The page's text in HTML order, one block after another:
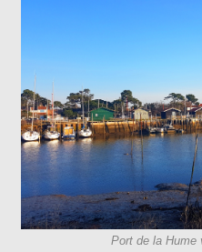
Port de la Hume